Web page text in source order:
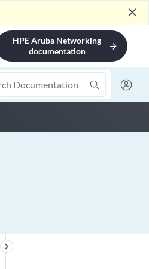
close
HPE Aruba Networking
documentation
arrow_forward
keyboard_arrow_right